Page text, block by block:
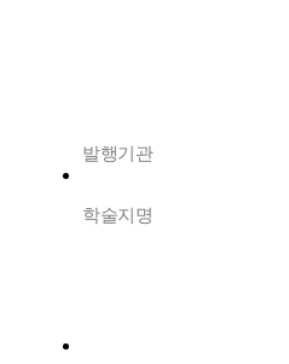
발행기관
학술지명